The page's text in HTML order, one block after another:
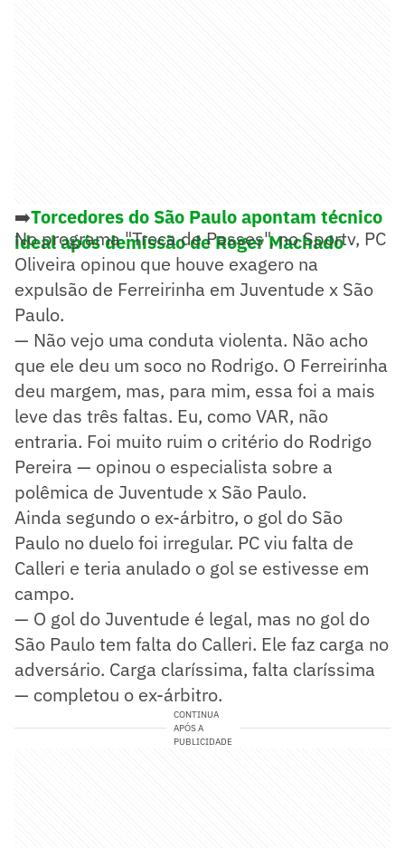
➡️Torcedores do São Paulo apontam técnico
ideal após demissão de Roger Machado
No programa "Troca de Passes", no Sportv, PC
Oliveira opinou que houve exagero na
expulsão de Ferreirinha em Juventude x São
Paulo.
— Não vejo uma conduta violenta. Não acho
que ele deu um soco no Rodrigo. O Ferreirinha
deu margem, mas, para mim, essa foi a mais
leve das três faltas. Eu, como VAR, não
entraria. Foi muito ruim o critério do Rodrigo
Pereira — opinou o especialista sobre a
polêmica de Juventude x São Paulo.
Ainda segundo o ex-árbitro, o gol do São
Paulo no duelo foi irregular. PC viu falta de
Calleri e teria anulado o gol se estivesse em
campo.
— O gol do Juventude é legal, mas no gol do
São Paulo tem falta do Calleri. Ele faz carga no
adversário. Carga claríssima, falta claríssima
— completou o ex-árbitro.
CONTINUA
APÓS A
PUBLICIDADE